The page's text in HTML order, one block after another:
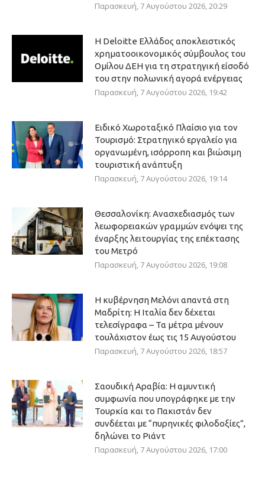
Παρασκευή, 7 Αυγούστου 2026, 20:29
Η Deloitte Ελλάδος αποκλειστικός
χρηματοοικονομικός σύμβουλος του
Ομίλου ΔΕΗ για τη στρατηγική είσοδό
του στην πολωνική αγορά ενέργειας
Παρασκευή, 7 Αυγούστου 2026, 19:42
Ειδικό Χωροταξικό Πλαίσιο για τον
Τουρισμό: Στρατηγικό εργαλείο για
οργανωμένη, ισόρροπη και βιώσιμη
τουριστική ανάπτυξη
Παρασκευή, 7 Αυγούστου 2026, 19:14
Θεσσαλονίκη: Ανασχεδιασμός των
λεωφορειακών γραμμών ενόψει της
έναρξης λειτουργίας της επέκτασης
του Μετρό
Παρασκευή, 7 Αυγούστου 2026, 19:08
Η κυβέρνηση Μελόνι απαντά στη
Μαδρίτη: Η Ιταλία δεν δέχεται
τελεσίγραφα – Τα μέτρα μένουν
τουλάχιστον έως τις 15 Αυγούστου
Παρασκευή, 7 Αυγούστου 2026, 18:57
Σαουδική Αραβία: Η αμυντική
συμφωνία που υπογράφηκε με την
Τουρκία και το Πακιστάν δεν
συνδέεται με “πυρηνικές φιλοδοξίες”,
δηλώνει το Ριάντ
Παρασκευή, 7 Αυγούστου 2026, 17:00